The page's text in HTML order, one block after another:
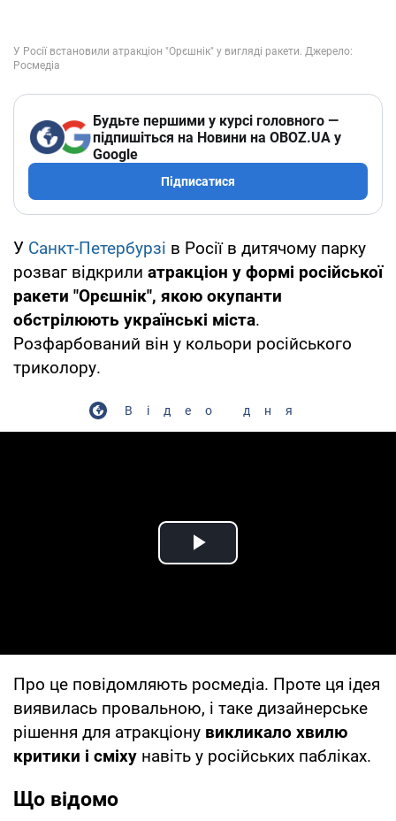
Будьте першими у курсі головного —
підпишіться на Новини на OBOZ.UA у
Google
Підписатися
У Санкт-Петербурзі в Росії в дитячому парку
розваг відкрили атракціон у формі російської
ракети "Орєшнік", якою окупанти
обстрілюють українські міста.
Розфарбований він у кольори російського
триколору.
Відео дня
Play Video
Про це повідомляють росмедіа. Проте ця ідея
виявилась провальною, і таке дизайнерське
рішення для атракціону викликало хвилю
критики і сміху навіть у російських пабліках.
Що відомо